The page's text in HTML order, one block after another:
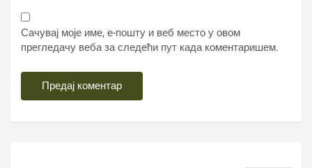
Сачувај моје име, е-пошту и веб место у овом
прегледачу веба за следећи пут када коментаришем.